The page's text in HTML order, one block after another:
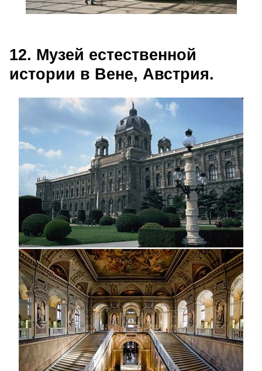
12. Музей естественной
истории в Вене, Австрия.